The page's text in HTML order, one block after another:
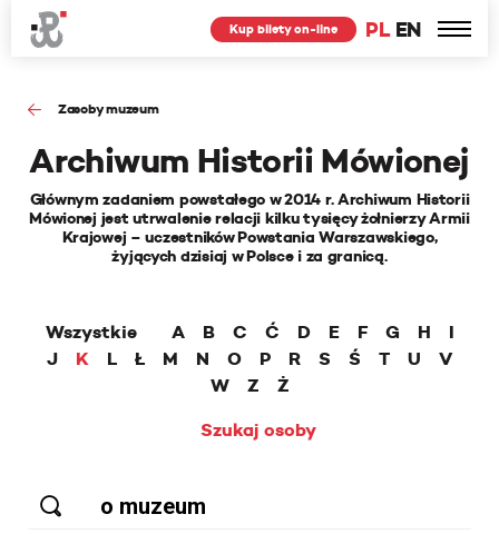
PL EN
Kup bilety on-line
Zasoby muzeum
Archiwum Historii Mówionej
Głównym zadaniem powstałego w 2014 r. Archiwum Historii
Mówionej jest utrwalenie relacji kilku tysięcy żołnierzy Armii
Krajowej – uczestników Powstania Warszawskiego,
żyjących dzisiaj w Polsce i za granicą.
Wszystkie A B C Ć D E F G H
I
J
K L Ł M N O P R S Ś T U
V
W
Z
Ż
Szukaj osoby